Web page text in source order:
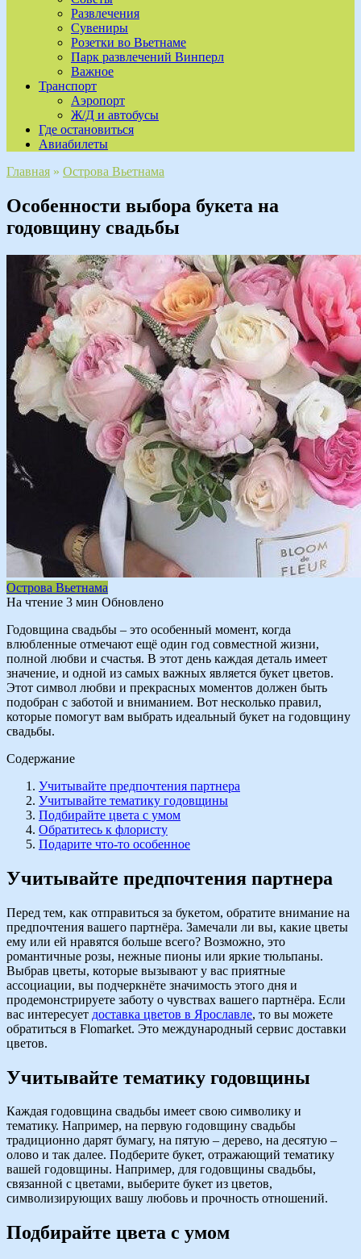
Развлечения
Сувениры
Розетки во Вьетнаме
Парк развлечений Винперл
Важное
Транспорт
Аэропорт
Ж/Д и автобусы
Где остановиться
Авиабилеты
Главная » Острова Вьетнама
Особенности выбора букета на
годовщину свадьбы
Острова Вьетнама
На чтение 3 мин Обновлено
Годовщина свадьбы – это особенный момент, когда
влюбленные отмечают ещё один год совместной жизни,
полной любви и счастья. В этот день каждая деталь имеет
значение, и одной из самых важных является букет цветов.
Этот символ любви и прекрасных моментов должен быть
подобран с заботой и вниманием. Вот несколько правил,
которые помогут вам выбрать идеальный букет на годовщину
свадьбы.
Содержание
Учитывайте предпочтения партнера
Учитывайте тематику годовщины
Подбирайте цвета с умом
Обратитесь к флористу
Подарите что-то особенное
Учитывайте предпочтения партнера
Перед тем, как отправиться за букетом, обратите внимание на
предпочтения вашего партнёра. Замечали ли вы, какие цветы
ему или ей нравятся больше всего? Возможно, это
романтичные розы, нежные пионы или яркие тюльпаны.
Выбрав цветы, которые вызывают у вас приятные
ассоциации, вы подчеркнёте значимость этого дня и
продемонстрируете заботу о чувствах вашего партнёра. Если
вас интересует доставка цветов в Ярославле, то вы можете
обратиться в Flomarket. Это международный сервис доставки
цветов.
Учитывайте тематику годовщины
Каждая годовщина свадьбы имеет свою символику и
тематику. Например, на первую годовщину свадьбы
традиционно дарят бумагу, на пятую – дерево, на десятую –
олово и так далее. Подберите букет, отражающий тематику
вашей годовщины. Например, для годовщины свадьбы,
связанной с цветами, выберите букет из цветов,
символизирующих вашу любовь и прочность отношений.
Подбирайте цвета с умом